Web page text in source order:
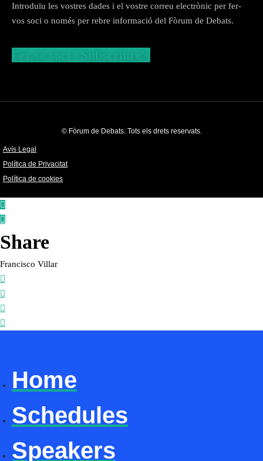
Introduïu les vostres dades i el vostre correu electrònic per fer-
vos soci o només per rebre informació del Fòrum de Debats.
Fer-se soci / Subscriure's
© Fòrum de Debats. Tots els drets reservats.
Avís Legal
Política de Privacitat
Política de cookies
Share
Francisco Villar
Home
Schedules
Speakers